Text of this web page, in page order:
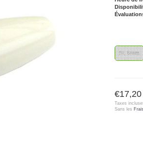
fil, 8mm
€17,20
Taxes
Sans les